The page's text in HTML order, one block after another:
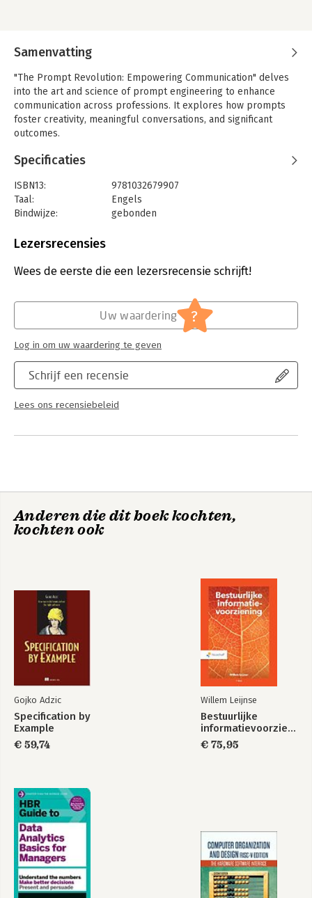
Samenvatting
"The Prompt Revolution: Empowering Communication" delves
into the art and science of prompt engineering to enhance
communication across professions. It explores how prompts
foster creativity, meaningful conversations, and significant
outcomes.
Specificaties
ISBN13:
9781032679907
Taal:
Engels
Bindwijze:
gebonden
Uitgever:
Lezersrecensies
Wees de eerste die een lezersrecensie schrijft!
Schrijf een recensie
Lees ons recensiebeleid
Uw waardering ?
Log in om uw waardering te geven
Anderen die dit boek kochten,
kochten ook
Gojko Adzic
Specification by
Example
€ 59,74
Willem Leijnse
Bestuurlijke
informatievoorziening
€ 75,95